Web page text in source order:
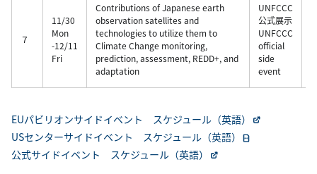
７
11/30
Mon
-12/11
Fri
Contributions of Japanese earth
observation satellites and
technologies to utilize them to
Climate Change monitoring,
prediction, assessment, REDD+, and
adaptation
UNFCCC
公式展示
UNFCCC
official
side
event
EUパビリオンサイドイベント スケジュール（英語）
USセンターサイドイベント スケジュール（英語）
公式サイドイベント スケジュール（英語）